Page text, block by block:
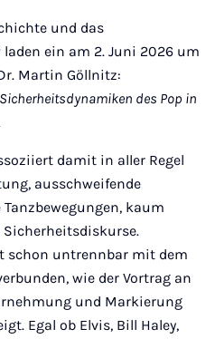
und das
laden ein am 2. Juni 2026 um
Martin Göllnitz:
des Pop in
damit in aller Regel
ausschweifende
kaum
schon untrennbar mit dem
wie der Vortrag an
und Markierung
Egal ob Elvis, Bill Haley,